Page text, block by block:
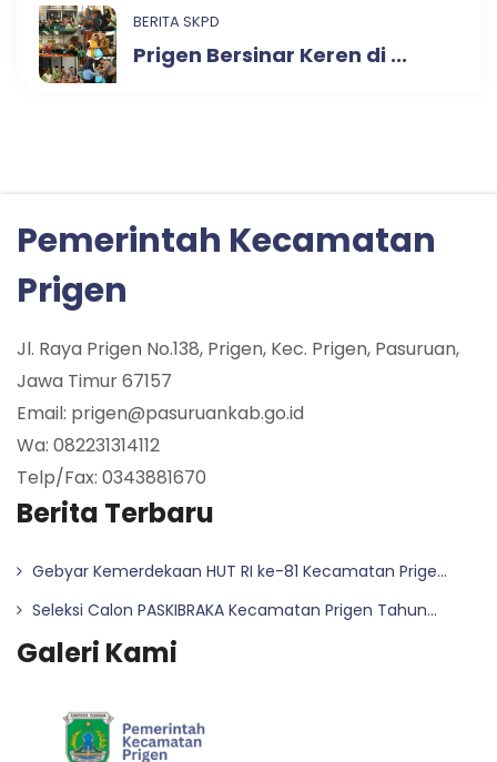
BERITA SKPD
Prigen Bersinar Keren di ...
Pemerintah Kecamatan
Prigen
Jl. Raya Prigen No.138, Prigen, Kec. Prigen, Pasuruan,
Jawa Timur 67157
Email: prigen@pasuruankab.go.id
Wa: 082231314112
Telp/Fax: 0343881670
Berita Terbaru
Gebyar Kemerdekaan HUT RI ke-81 Kecamatan Prige...
Seleksi Calon PASKIBRAKA Kecamatan Prigen Tahun...
Galeri Kami